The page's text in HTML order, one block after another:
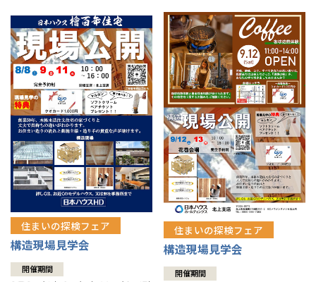
住まいの探検フェア
構造現場見学会
開催期間
住まいの探検フェア
構造現場見学会
開催期間